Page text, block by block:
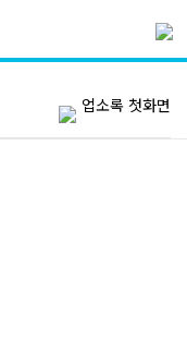
업소록 첫화면